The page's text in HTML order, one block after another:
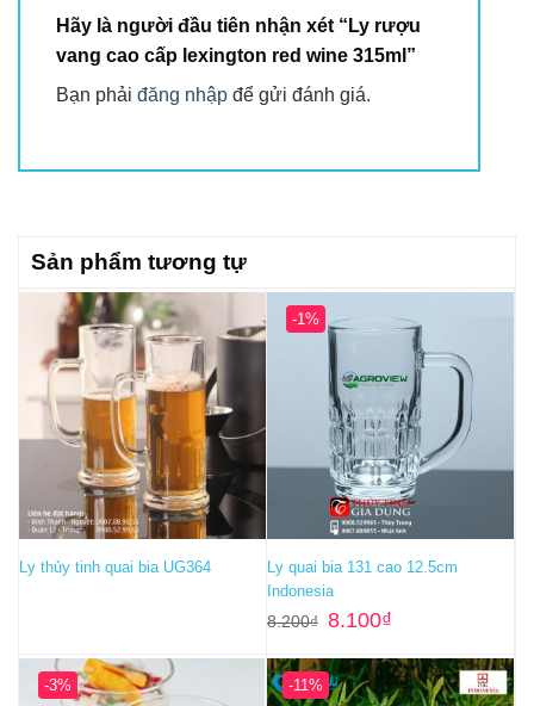
Hãy là người đầu tiên nhận xét “Ly rượu
vang cao cấp lexington red wine 315ml”
Bạn phải đăng nhập để gửi đánh giá.
Sản phẩm tương tự
Ly thủy tinh quai bia UG364
-1%
Ly quai bia 131 cao 12.5cm
Indonesia
8.200₫ Giá
gốc
8.200₫.
8.100₫
là:
8.100₫.
-3% -11%